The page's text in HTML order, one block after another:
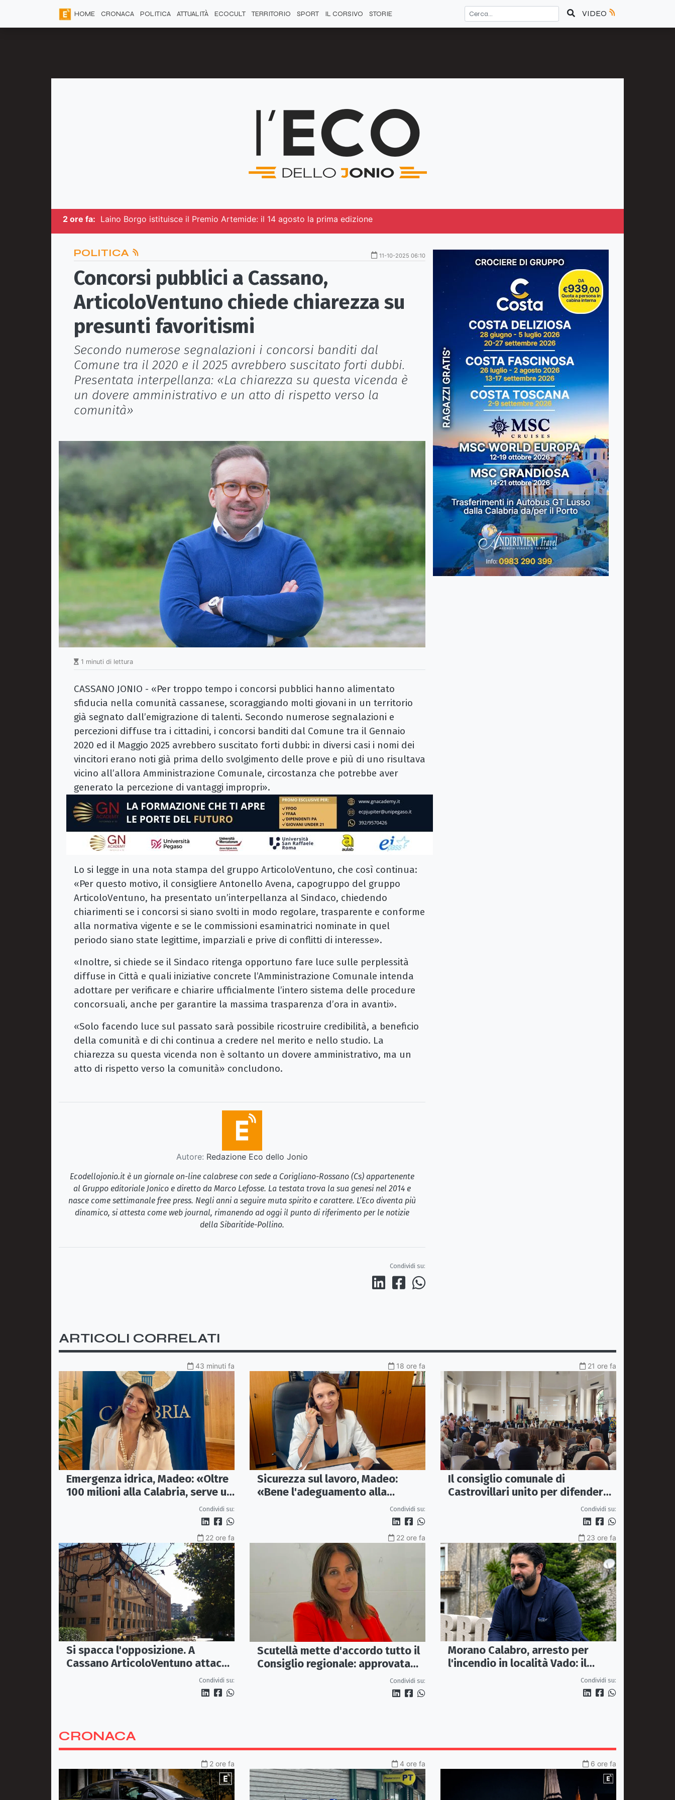
HOME CRONACA POLITICA ATTUALITÀ ECOCULT TERRITORIO SPORT IL CORSIVO STORIE VIDEO
2 ore fa: Laino Borgo istituisce il Premio Artemide: il 14 agosto la prima edizione
POLITICA 11-10-2025 06:10
Concorsi pubblici a Cassano,
ArticoloVentuno chiede chiarezza su
presunti favoritismi
Secondo numerose segnalazioni i concorsi banditi dal
Comune tra il 2020 e il 2025 avrebbero suscitato forti dubbi.
Presentata interpellanza: «La chiarezza su questa vicenda è
un dovere amministrativo e un atto di rispetto verso la
comunità»
1 minuti di lettura
CASSANO JONIO - «Per troppo tempo i concorsi pubblici hanno alimentato
sfiducia nella comunità cassanese, scoraggiando molti giovani in un territorio
già segnato dall’emigrazione di talenti. Secondo numerose segnalazioni e
percezioni diffuse tra i cittadini, i concorsi banditi dal Comune tra il Gennaio
2020 ed il Maggio 2025 avrebbero suscitato forti dubbi: in diversi casi i nomi dei
vincitori erano noti già prima dello svolgimento delle prove e più di uno risultava
vicino all’allora Amministrazione Comunale, circostanza che potrebbe aver
generato la percezione di vantaggi impropri».
Lo si legge in una nota stampa del gruppo ArticoloVentuno, che così continua:
«Per questo motivo, il consigliere Antonello Avena, capogruppo del gruppo
ArticoloVentuno, ha presentato un’interpellanza al Sindaco, chiedendo
chiarimenti se i concorsi si siano svolti in modo regolare, trasparente e conforme
alla normativa vigente e se le commissioni esaminatrici nominate in quel
periodo siano state legittime, imparziali e prive di conflitti di interesse».
«Inoltre, si chiede se il Sindaco ritenga opportuno fare luce sulle perplessità
diffuse in Città e quali iniziative concrete l’Amministrazione Comunale intenda
adottare per verificare e chiarire ufficialmente l’intero sistema delle procedure
concorsuali, anche per garantire la massima trasparenza d’ora in avanti».
«Solo facendo luce sul passato sarà possibile ricostruire credibilità, a beneficio
della comunità e di chi continua a credere nel merito e nello studio. La
chiarezza su questa vicenda non è soltanto un dovere amministrativo, ma un
atto di rispetto verso la comunità» concludono.
Autore: Redazione Eco dello Jonio
Ecodellojonio.it è un giornale on-line calabrese con sede a Corigliano-Rossano (Cs) appartenente
al Gruppo editoriale Jonico e diretto da Marco Lefosse. La testata trova la sua genesi nel 2014 e
nasce come settimanale free press. Negli anni a seguire muta spirito e carattere. L’Eco diventa più
dinamico, si attesta come web journal, rimanendo ad oggi il punto di riferimento per le notizie
della Sibaritide-Pollino.
Condividi su:
ARTICOLI CORRELATI
43 minuti fa
Emergenza idrica, Madeo: «Oltre
100 milioni alla Calabria, serve un
Condividi su:
18 ore fa
Sicurezza sul lavoro, Madeo:
«Bene l'adeguamento alla
normativa nazionale, servono più
Condividi su:
21 ore fa
Il consiglio comunale di
Castrovillari unito per difendere
Condividi su:
22 ore fa
Si spacca l'opposizione. A
Cassano ArticoloVentuno attacca
Avena e ne chiede le dimissioni
Condividi su:
22 ore fa
Scutellà mette d'accordo tutto il
Consiglio regionale: approvata
mozione per i treni Sibari-Paola
Condividi su:
23 ore fa
Morano Calabro, arresto per
l'incendio in località Vado: il
Condividi su:
CRONACA
2 ore fa 4 ore fa 6 ore fa